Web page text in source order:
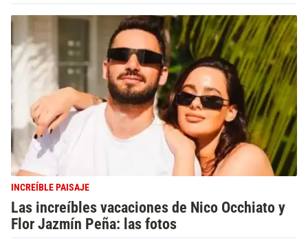
INCREÍBLE PAISAJE
Las increíbles vacaciones de Nico Occhiato y
Flor Jazmín Peña: las fotos